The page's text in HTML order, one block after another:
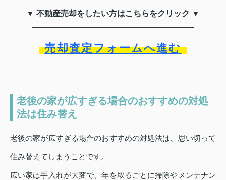
▼ 不動産売却をしたい方はこちらをクリック ▼
売却査定フォームへ進む
老後の家が広すぎる場合のおすすめの対処
法は住み替え
老後の家が広すぎる場合のおすすめの対処法は、思い切って
住み替えてしまうことです。
広い家は手入れが大変で、年を取るごとに掃除やメンテナン